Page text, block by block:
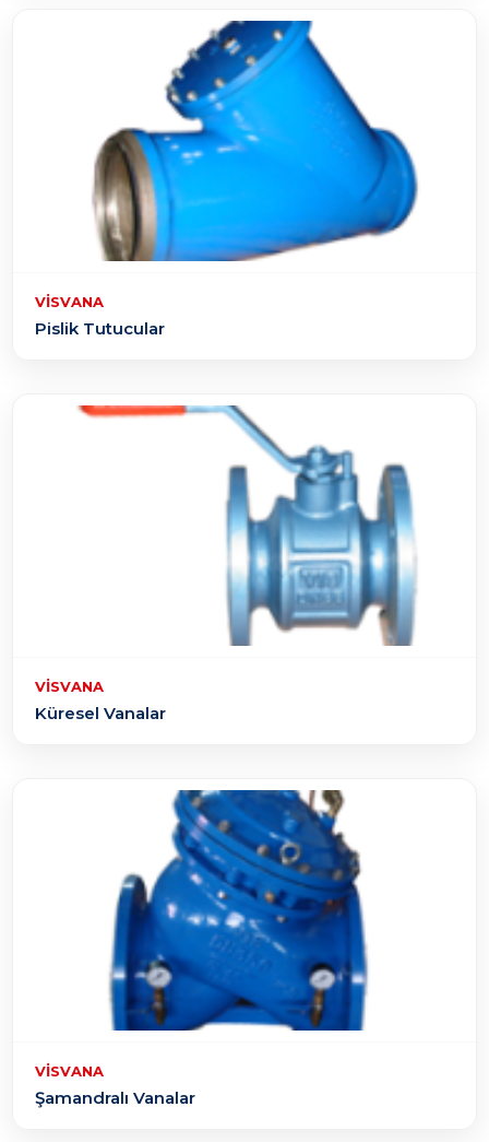
VISVANA
Pislik Tutucular
VISVANA
Küresel Vanalar
VISVANA
Şamandralı Vanalar